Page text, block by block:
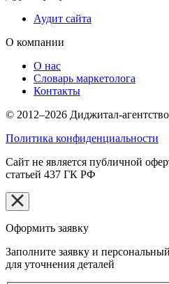
Аудит сайта
О компании
О нас
Словарь маркетолога
Контакты
© 2012–2026 Диджитал-
Политика конфиденциальности
Сайт не является публичной
статьей 437 ГК РФ
Оформить заявку
Заполните заявку и
для уточнения деталей